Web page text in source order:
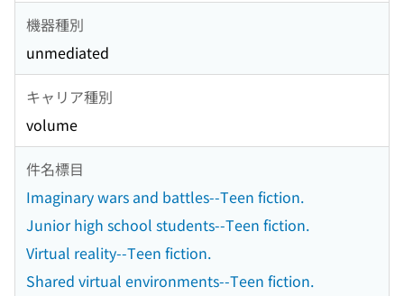
機器種別
unmediated
キャリア種別
volume
件名標目
Imaginary wars and battles--Teen fiction.
Junior high school students--Teen fiction.
Virtual reality--Teen fiction.
Shared virtual environments--Teen fiction.